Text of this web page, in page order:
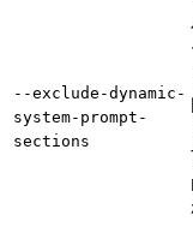
--exclude-dynamic-
system-prompt-
sections